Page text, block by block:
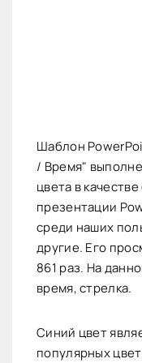
Шаблон
/ Время"
цвета в
презентации
среди наших
другие. Его
861 раз. На
время, стрелка.
Синий цвет
популярных